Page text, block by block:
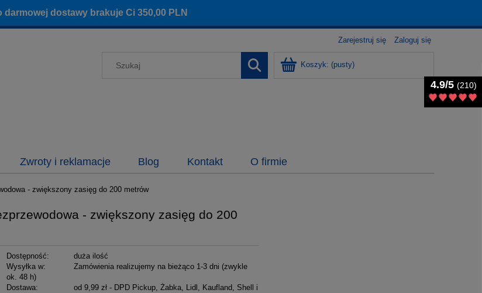
darmowej dostawy brakuje Ci350,00 PLN
Zarejestruj się Zaloguj się
Koszyk: (pusty)
Zwroty i reklamacje Blog Kontakt O firmie
- zwiększony zasięg do 200 metrów
- zwiększony zasięg do 200
Dostępność:
duża ilość
Wysyłka w:
Zamówienia realizujemy na bieżąco 1-3 dni (zwykle
ok. 48 h)
Dostawa:
od 9,99 zł - DPD Pickup, Żabka, Lidl, Kaufland, Shell i
4.9/5 (210)
4.9/5 (210)